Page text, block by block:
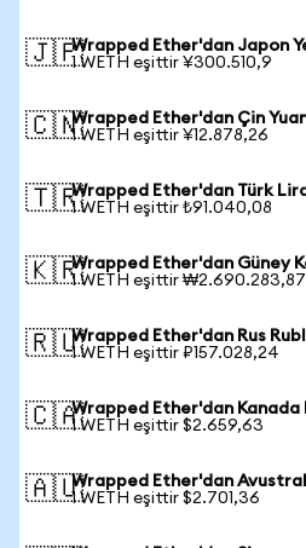
🇯🇵Wrapped Ether'dan Japon
1 WETH eşittir ¥300.510,9
🇨🇳Wrapped Ether'dan Çin
1 WETH eşittir ¥12.878,26
🇹🇷Wrapped Ether'dan Türk
1 WETH eşittir ₺91.040,08
🇰🇷Wrapped Ether'dan Güney
1 WETH eşittir ₩2.690.283,87
🇷🇺Wrapped Ether'dan Rus
1 WETH eşittir ₽157.028,24
🇨🇦Wrapped Ether'dan Kanada
1 WETH eşittir $2.659,63
🇦🇺Wrapped Ether'dan
1 WETH eşittir $2.701,36